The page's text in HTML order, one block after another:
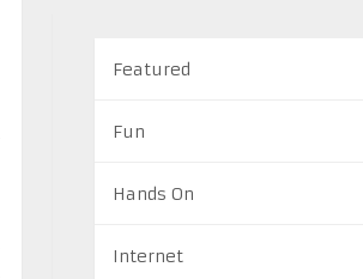
Featured
Fun
Hands On
Internet